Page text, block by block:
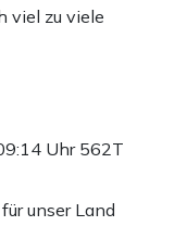
viel zu viele
Uhr 562T
unser Land